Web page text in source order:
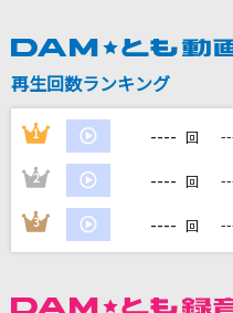
This is LAST
カラオケ最
再生回数ランキング
1 ---- 回
2 ---- 回
3 ---- 回